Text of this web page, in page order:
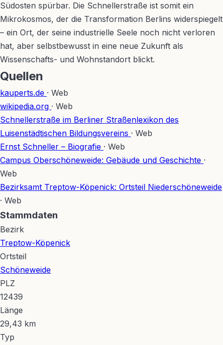
Südosten spürbar. Die Schnellerstraße ist somit ein
Mikrokosmos, der die Transformation Berlins widerspiegelt
– ein Ort, der seine industrielle Seele noch nicht verloren
hat, aber selbstbewusst in eine neue Zukunft als
Wissenschafts- und Wohnstandort blickt.
Quellen
kauperts.de · Web
wikipedia.org · Web
Schnellerstraße im Berliner Straßenlexikon des
Luisenstädtischen Bildungsvereins · Web
Ernst Schneller – Biografie · Web
Campus Oberschöneweide: Gebäude und Geschichte ·
Web
Bezirksamt Treptow-Köpenick: Ortsteil Niederschöneweide
· Web
Stammdaten
Bezirk
Treptow-Köpenick
Ortsteil
Schöneweide
PLZ
12439
Länge
29,43 km
Typ